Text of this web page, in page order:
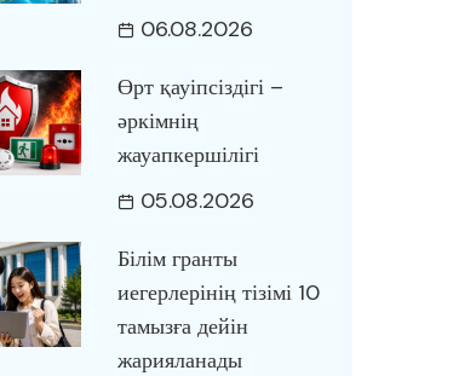
06.08.2026
Өрт қауіпсіздігі –
әркімнің
жауапкершілігі
05.08.2026
Білім гранты
иегерлерінің тізімі 10
тамызға дейін
жарияланады